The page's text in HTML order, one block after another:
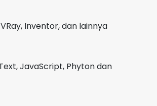
Inventor, dan lainnya
JavaScript, Phyton dan